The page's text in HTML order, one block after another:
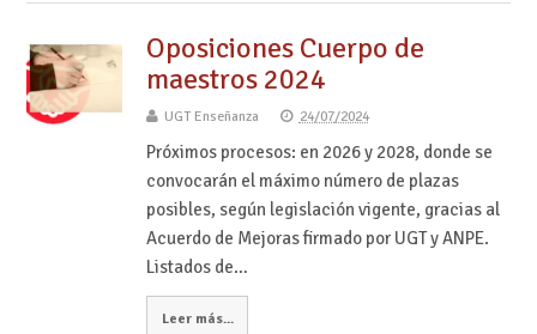
Oposiciones Cuerpo de
maestros 2024
UGT Enseñanza 24/07/2024
Próximos procesos: en 2026 y 2028, donde se
convocarán el máximo número de plazas
posibles, según legislación vigente, gracias al
Acuerdo de Mejoras firmado por UGT y ANPE.
Listados de…
Leer más...